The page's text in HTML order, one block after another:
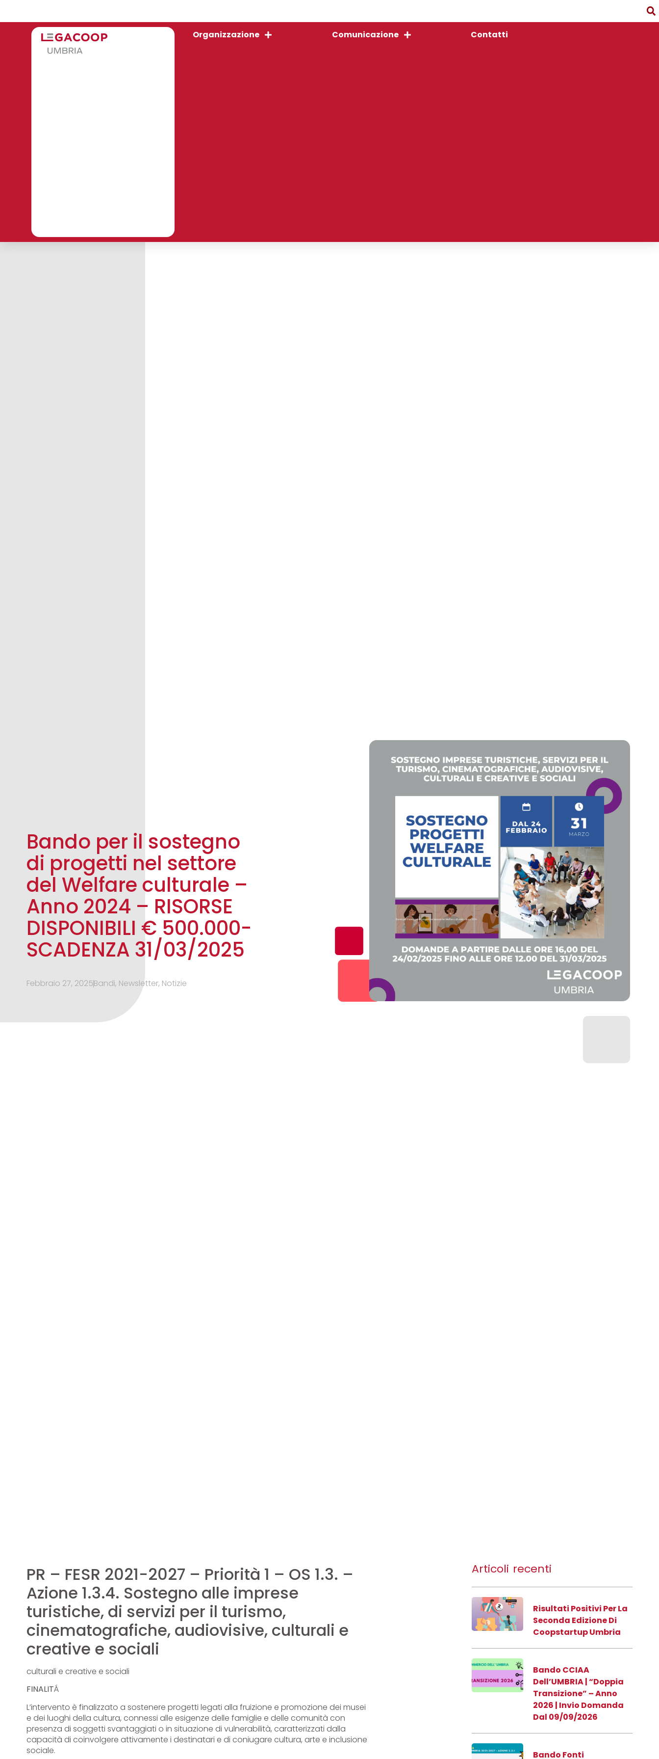
Organizzazione Comunicazione Contatti
Bando per il sostegno
di progetti nel settore
del Welfare culturale –
Anno 2024 – RISORSE
DISPONIBILI € 500.000-
SCADENZA 31/03/2025
Febbraio 27, 2025Bandi, Newsletter, Notizie
PR – FESR 2021-2027 – Priorità 1 – OS 1.3. –
Azione 1.3.4. Sostegno alle imprese
turistiche, di servizi per il turismo,
cinematografiche, audiovisive, culturali e
creative e sociali
culturali e creative e sociali
FINALITÁ
L’intervento è finalizzato a sostenere progetti legati alla fruizione e promozione dei musei
e dei luoghi della cultura, connessi alle esigenze delle famiglie e delle comunità con
presenza di soggetti svantaggiati o in situazione di vulnerabilità, caratterizzati dalla
capacità di coinvolgere attivamente i destinatari e di coniugare cultura, arte e inclusione
sociale.
Articoli recenti
Risultati Positivi Per La
Seconda Edizione Di
Coopstartup Umbria
Bando CCIAA
Dell’UMBRIA | “Doppia
Transizione” – Anno
2026 | Invio Domanda
Dal 09/09/2026
Bando Fonti